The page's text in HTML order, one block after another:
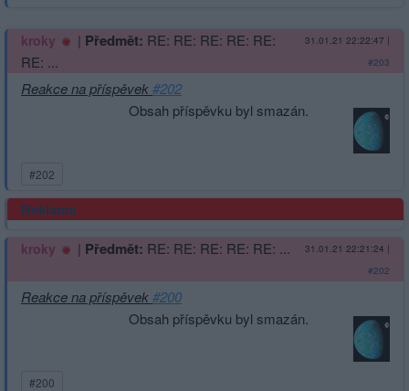
kroky | Předmět: RE: RE: RE: RE: RE:
RE: ...
31.01.21 22:22:47 |
#203
Reakce na příspěvek#202
Obsah příspěvku byl smazán.
#202
Reklama
kroky | Předmět: RE: RE: RE: RE: RE: ... 31.01.21 22:21:24 |
#202
Reakce na příspěvek#200
Obsah příspěvku byl smazán.
#200